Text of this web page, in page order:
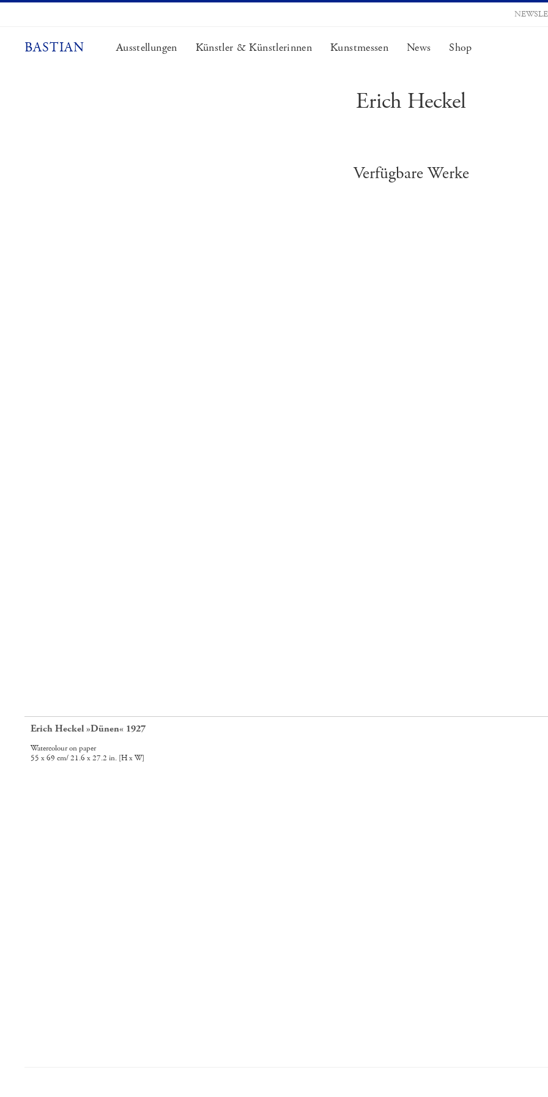
Zum
BASTIAN Ausstellungen Künstler & Künstlerinnen Kunstmessen News Shop
Erich Heckel
Verfügbare Werke
Erich Heckel »Dünen« 1927
Watercolour on paper
55 x 69 cm/ 21.6 x 27.2 in. [H x W]